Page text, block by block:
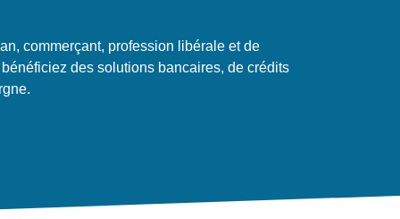
commerçant, profession libérale et de
des solutions bancaires, de crédits